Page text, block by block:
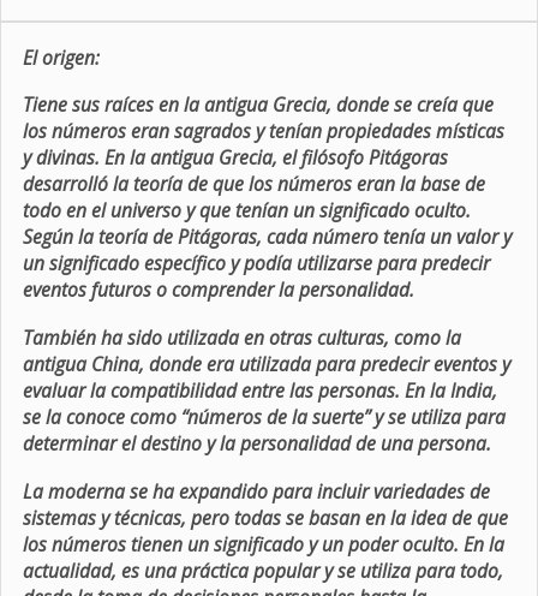
El origen:
Tiene sus raíces en la antigua Grecia, donde se creía que
los números eran sagrados y tenían propiedades místicas
y divinas. En la antigua Grecia, el filósofo Pitágoras
desarrolló la teoría de que los números eran la base de
todo en el universo y que tenían un significado oculto.
Según la teoría de Pitágoras, cada número tenía un valor y
un significado específico y podía utilizarse para predecir
eventos futuros o comprender la personalidad.
También ha sido utilizada en otras culturas, como la
antigua China, donde era utilizada para predecir eventos y
evaluar la compatibilidad entre las personas. En la India,
se la conoce como “números de la suerte” y se utiliza para
determinar el destino y la personalidad de una persona.
La moderna se ha expandido para incluir variedades de
sistemas y técnicas, pero todas se basan en la idea de que
los números tienen un significado y un poder oculto. En la
actualidad, es una práctica popular y se utiliza para todo,